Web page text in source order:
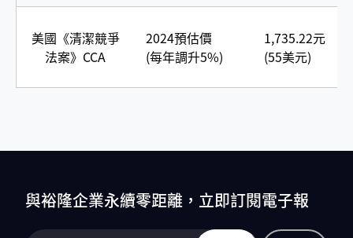
美國《清潔競爭
法案》CCA
2024預估價
(每年調升5%)
1,735.22元
(55美元)
與裕隆企業永續零距離，立即訂閱電子報